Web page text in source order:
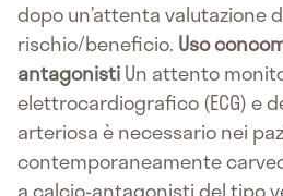
dopo un’attenta valutazione
rischio/beneficio. Uso
antagonistiUn attento
elettrocardiografico (ECG) e
arteriosa è necessario nei
contemporaneamente